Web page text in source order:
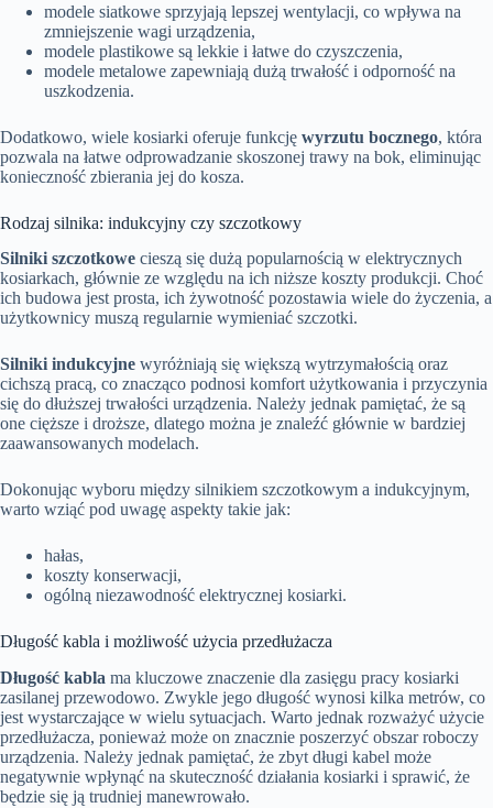
modele siatkowe sprzyjają lepszej wentylacji, co wpływa na
zmniejszenie wagi urządzenia,
modele plastikowe są lekkie i łatwe do czyszczenia,
modele metalowe zapewniają dużą trwałość i odporność na
uszkodzenia.
Dodatkowo, wiele kosiarki oferuje funkcję wyrzutu bocznego, która
pozwala na łatwe odprowadzanie skoszonej trawy na bok, eliminując
konieczność zbierania jej do kosza.
Rodzaj silnika: indukcyjny czy szczotkowy
Silniki szczotkowe cieszą się dużą popularnością w elektrycznych
kosiarkach, głównie ze względu na ich niższe koszty produkcji. Choć
ich budowa jest prosta, ich żywotność pozostawia wiele do życzenia, a
użytkownicy muszą regularnie wymieniać szczotki.
Silniki indukcyjne wyróżniają się większą wytrzymałością oraz
cichszą pracą, co znacząco podnosi komfort użytkowania i przyczynia
się do dłuższej trwałości urządzenia. Należy jednak pamiętać, że są
one cięższe i droższe, dlatego można je znaleźć głównie w bardziej
zaawansowanych modelach.
Dokonując wyboru między silnikiem szczotkowym a indukcyjnym,
warto wziąć pod uwagę aspekty takie jak:
hałas,
koszty konserwacji,
ogólną niezawodność elektrycznej kosiarki.
Długość kabla i możliwość użycia przedłużacza
Długość kabla ma kluczowe znaczenie dla zasięgu pracy kosiarki
zasilanej przewodowo. Zwykle jego długość wynosi kilka metrów, co
jest wystarczające w wielu sytuacjach. Warto jednak rozważyć użycie
przedłużacza, ponieważ może on znacznie poszerzyć obszar roboczy
urządzenia. Należy jednak pamiętać, że zbyt długi kabel może
negatywnie wpłynąć na skuteczność działania kosiarki i sprawić, że
będzie się ją trudniej manewrowało.